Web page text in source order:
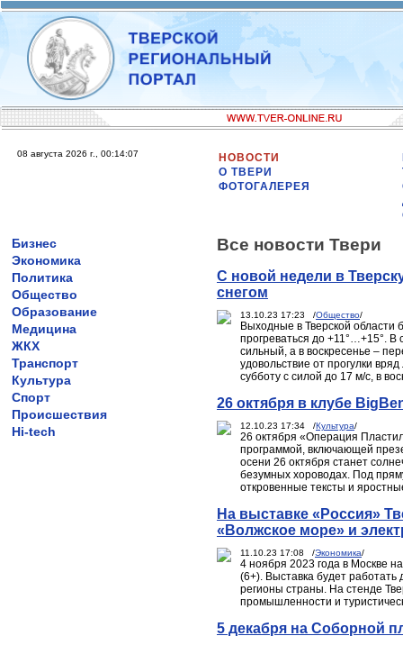
08 августа 2026 г., 00:14:07
НОВОСТИ
О ТВЕРИ
ФОТОГАЛЕРЕЯ
Бизнес
Экономика
Политика
Общество
Образование
Медицина
ЖКХ
Транспорт
Культура
Спорт
Происшествия
Hi-tech
Все новости Твери
С новой недели в
снегом
13.10.23 17:23 /Общество/
Выходные в Тверской области
прогреваться до +11°…+15°.
сильный, а в воскресенье –
удовольствие от прогулки
субботу с силой до 17 м/с, в
26 октября в клубе
12.10.23 17:34 /Культура/
26 октября «Операция
программой, включающей
осени 26 октября станет
безумных хороводах. Под
откровенные тексты и
На выставке «Россия»
«Волжское море» и
11.10.23 17:08 /Экономика/
4 ноября 2023 года в Москве
(6+). Выставка будет
регионы страны. На стенде
промышленности и
5 декабря на Соборной